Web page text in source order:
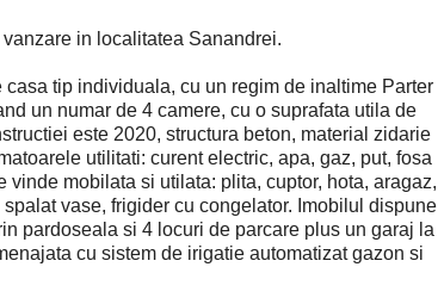
in localitatea Sanandrei.
tip individuala, cu un regim de inaltime Parter
un numar de 4 camere, cu o suprafata utila de
este 2020, structura beton, material zidarie
utilitati: curent electric, apa, gaz, put, fosa
vinde mobilata si utilata: plita, cuptor, hota, aragaz,
vase, frigider cu congelator. Imobilul dispune
pardoseala si 4 locuri de parcare plus un garaj la
cu sistem de irigatie automatizat gazon si